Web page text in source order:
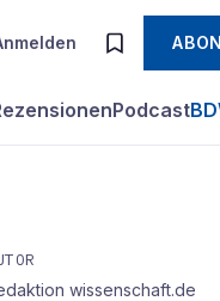
Podcast
wissenschaft.de